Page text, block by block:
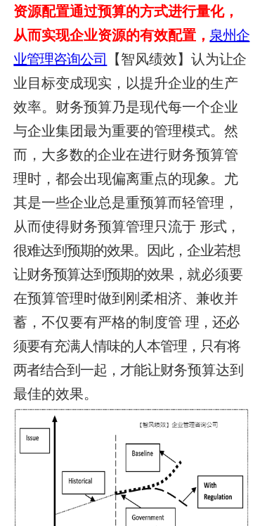
资源配置通过预算的方式进行量化，
从而实现企业资源的有效配置 ， 泉州企
业管理咨询公司
【智风绩效】认为让企
业目标变成现实，以提升企业的生产
效率。财务预算乃是现代每一个企业
与企业集团最为重要的管理模式。然
而，大多数的企业在进行财务预算管
理时，都会出现偏离重点的现象。尤
其是一些企业总是重预算而轻管理，
从而使得财务预算管理只流于 形式，
很难达到预期的效果。因此，企业若想
让财务预算达到预期的效果， 就必须要
在预算管理时做到刚柔相济、兼收并
蓄，不仅要有严格的制度管 理，还必
须要有充满人情味的人本管理，只有将
两者结合到一起，才能让财务预算达到
最佳的效果。